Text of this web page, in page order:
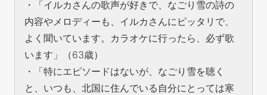
・「イルカさんの歌声が好きで、なごり雪の詩の
内容やメロディーも、イルカさんにピッタリで、
よく聞いています。カラオケに行ったら、必ず歌
います」（63歳）
・「特にエピソードはないが、なごり雪を聴く
と、いつも、北国に住んでいる自分にとっては寒